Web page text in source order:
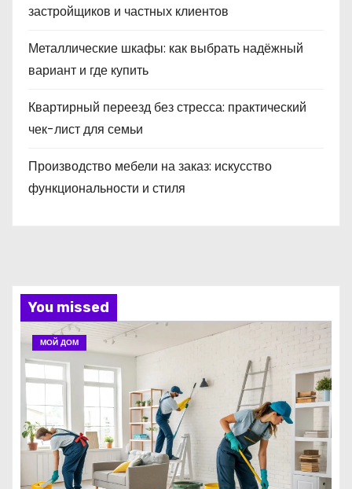
застройщиков и частных клиентов
Металлические шкафы: как выбрать надёжный
вариант и где купить
Квартирный переезд без стресса: практический
чек-лист для семьи
Производство мебели на заказ: искусство
функциональности и стиля
You missed
МОЙ ДОМ